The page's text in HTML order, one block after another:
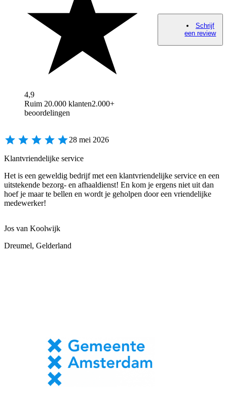
4,9
Ruim 20.000 klanten2.000+
beoordelingen
Schrijf
een review
28 mei 2026
Klantvriendelijke service
Het is een geweldig bedrijf met een klantvriendelijke service en een
uitstekende bezorg- en afhaaldienst! En kom je ergens niet uit dan
hoef je maar te bellen en wordt je geholpen door een vriendelijke
medewerker!
Jos van Koolwijk
Dreumel, Gelderland